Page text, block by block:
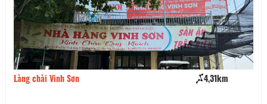
Làng chài Vinh Sơn 4,31km